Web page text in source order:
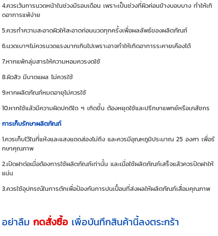
4.ควรเว้นการนวดหน้าในช่วงมีรอบเดือน เพราะเป็นช่วงที่ผิวค่อนข้างบอบบาง ทำให้เกิ
ดอาการแพ้ง่าย
5.ควรทำความสะอาดผิวให้สะอาดก่อนนวดทุกครั้งเพื่อผลลัพธ์ของผลิตภัณฑ์
6.นวดเบาๆไม่ควรนวดแรงมากเกินไปเพราะอาจทำให้เกิดอาการระคายเคืองได้
7.หากแพ้กลุ่มสารให้ความหอมควรงดใช้
8.ผิวสิว มีบาดแผล ไม่ควรใช้
9.หากผลิตภัณฑ์หมดอายุไม่ควรใช้
10.หากใช้แล้วมีความผิดปกติใด ๆ เกิดขึ้น ต้องหยุดใช้และปรึกษาแพทย์หรือเภสัชกร
การเก็บรักษาผลิตภัณฑ์
1.ควรเก็บไว้ในที่แห้งและแสงแดดส่องไม่ถึง และควรมีอุณหภูมิประมาณ 25 องศา เพื่อรั
กษาคุณภาพ
2.เปิดฝาต่อเมื่อต้องการใช้ผลิตภัณฑ์เท่านั้น และเมื่อใช้ผลิตภัณฑ์เสร็จแล้วควรปิดฝาให้
แน่น
3.ควรใช้อุปกรณ์ในการตักเพื่อป้องกันการปนเปื้อนที่ส่งผลให้ผลิตภัณฑ์เสื่อมคุณภาพ
อย่าลืมกดสั่งซื้อ เพื่อบันทึกสินค้านี้ลงตระกร้า